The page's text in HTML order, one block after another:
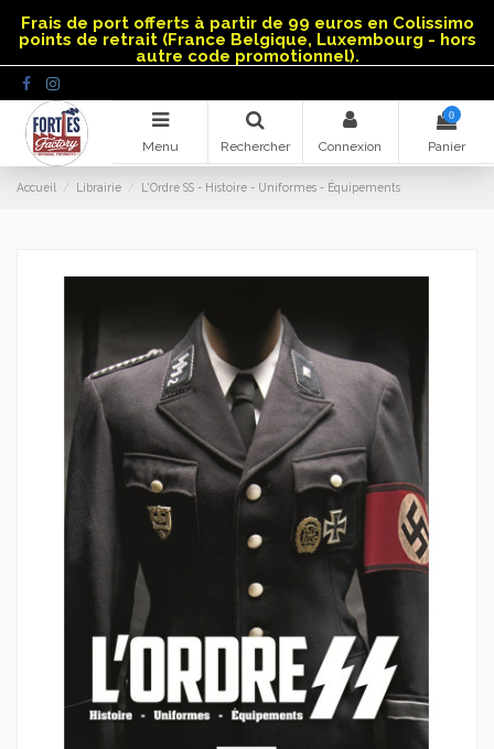
Frais de port offerts à partir de 99 euros en Colissimo
points de retrait (France Belgique, Luxembourg - hors
autre code promotionnel).
Menu Rechercher Connexion
0
Panier
Accueil Librairie L'Ordre SS - Histoire - Uniformes - Équipements